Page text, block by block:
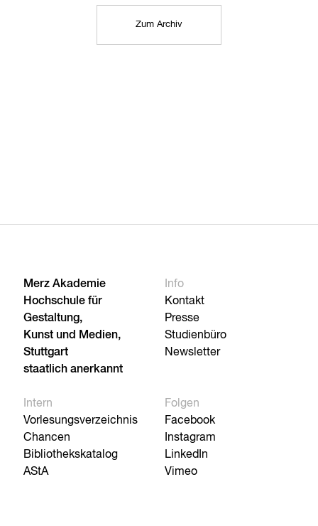
Zum Archiv
Merz Akademie
Hochschule für
Gestaltung,
Kunst und Medien,
Stuttgart
staatlich anerkannt
Info
Kontakt
Presse
Studienbüro
Newsletter
Intern
Vorlesungsverzeichnis
Chancen
Bibliothekskatalog
AStA
Folgen
Facebook
Instagram
LinkedIn
Vimeo